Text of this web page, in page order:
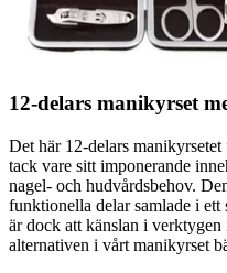
12-delars manikyrset
Det här 12-delars
tack vare sitt imponerande
nagel- och hudvårdsbehov.
funktionella delar samlade i
är dock att känslan i
alternativen i vårt manikyrset